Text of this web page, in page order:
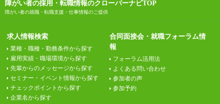
障がい者の採用・転職情報のクローバーナビTOP
障がい者の就職・転職支援・仕事情報のご提供
求人情報検索
業種・職種・勤務条件から探す
雇用実績・職場環境から探す
先輩からのメッセージから探す
セミナー・イベント情報から探す
チェックポイントから探す
企業名から探す
合同面接会・就職フォーラム情
報
フォーラム活用法
よくある問い合わせ
参加者の声
参加予約